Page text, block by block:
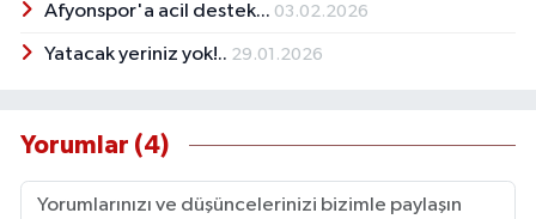
Afyonspor'a acil destek... 03.02.2026
Yatacak yeriniz yok!.. 29.01.2026
Yorumlar (4)